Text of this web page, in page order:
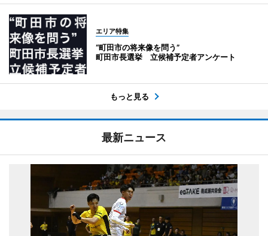
エリア特集
“町田市の将来像を問う”
町田市長選挙 立候補予定者アンケート
もっと見る
最新ニュース